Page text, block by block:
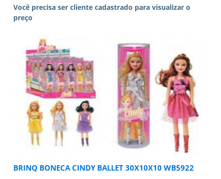
Você precisa ser cliente cadastrado para visualizar o
preço
BRINQ BONECA CINDY BALLET 30X10X10 WB5922